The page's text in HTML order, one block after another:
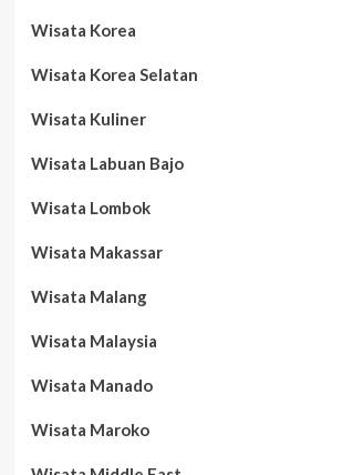
Wisata Korea
Wisata Korea Selatan
Wisata Kuliner
Wisata Labuan Bajo
Wisata Lombok
Wisata Makassar
Wisata Malang
Wisata Malaysia
Wisata Manado
Wisata Maroko